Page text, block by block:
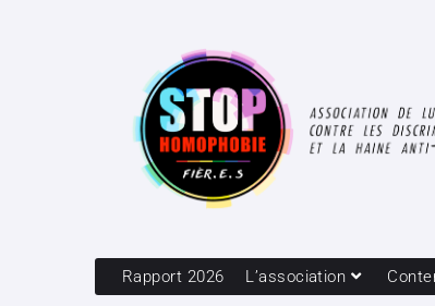
Rapport 2026 L’association